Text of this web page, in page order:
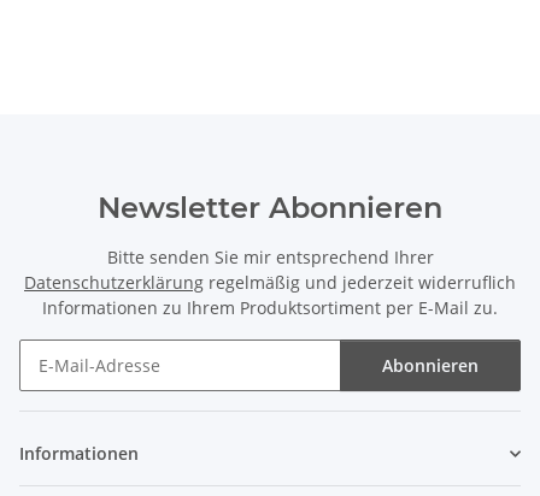
Newsletter Abonnieren
Bitte senden Sie mir entsprechend Ihrer
Datenschutzerklärung regelmäßig und jederzeit widerruflich
Informationen zu Ihrem Produktsortiment per E-Mail zu.
Abonnieren
Informationen